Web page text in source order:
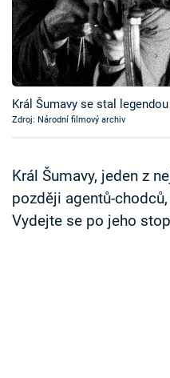
Časopis
Sledujte prima+
Přihlášení
Král Šumavy se stal legendou
Zdroj: Národní filmový archiv
Král Šumavy, jeden z
později agentů-
Vydejte se po jeho